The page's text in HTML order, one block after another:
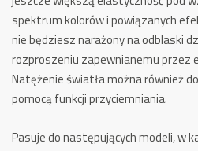
spektrum kolorów i powiązanych
nie będziesz narażony na odblaski
rozproszeniu zapewnianemu przez
Natężenie światła można również
pomocą funkcji przyciemniania.
Pasuje do następujących modeli, w